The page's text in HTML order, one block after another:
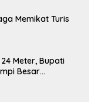
Memikat Turis
Meter, Bupati
Besar